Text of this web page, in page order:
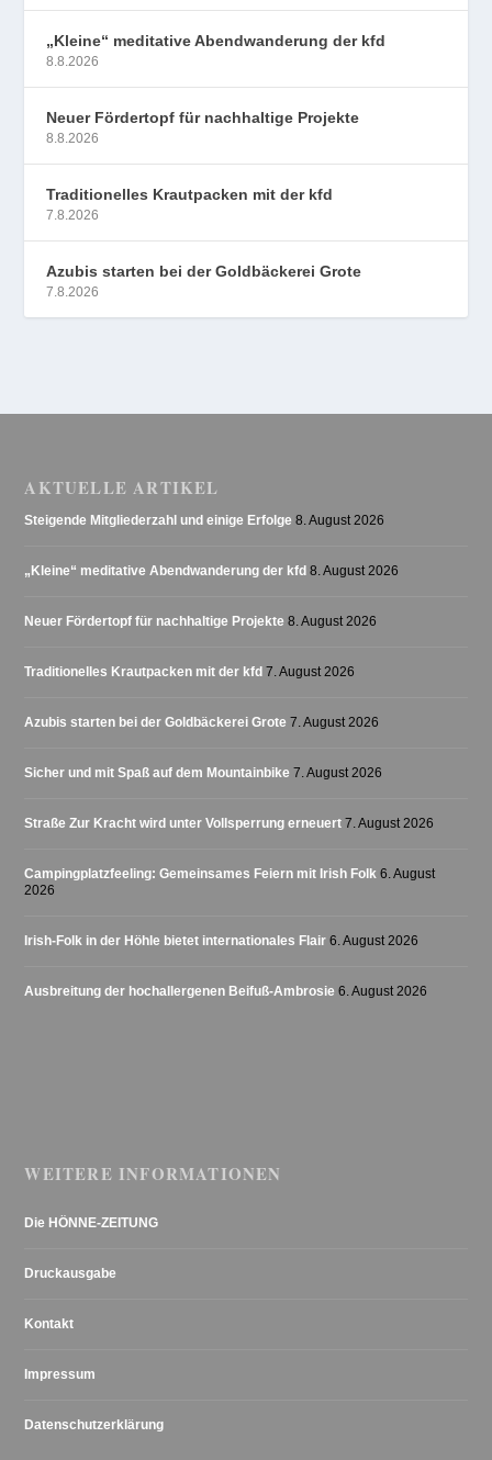
„Kleine“ meditative Abendwanderung der kfd
8.8.2026
Neuer Fördertopf für nachhaltige Projekte
8.8.2026
Traditionelles Krautpacken mit der kfd
7.8.2026
Azubis starten bei der Goldbäckerei Grote
7.8.2026
AKTUELLE ARTIKEL
Steigende Mitgliederzahl und einige Erfolge 8. August 2026
„Kleine“ meditative Abendwanderung der kfd 8. August 2026
Neuer Fördertopf für nachhaltige Projekte 8. August 2026
Traditionelles Krautpacken mit der kfd 7. August 2026
Azubis starten bei der Goldbäckerei Grote 7. August 2026
Sicher und mit Spaß auf dem Mountainbike 7. August 2026
Straße Zur Kracht wird unter Vollsperrung erneuert 7. August 2026
Campingplatzfeeling: Gemeinsames Feiern mit Irish Folk 6. August
2026
Irish-Folk in der Höhle bietet internationales Flair 6. August 2026
Ausbreitung der hochallergenen Beifuß-Ambrosie 6. August 2026
WEITERE INFORMATIONEN
Die HÖNNE-ZEITUNG
Druckausgabe
Kontakt
Impressum
Datenschutzerklärung